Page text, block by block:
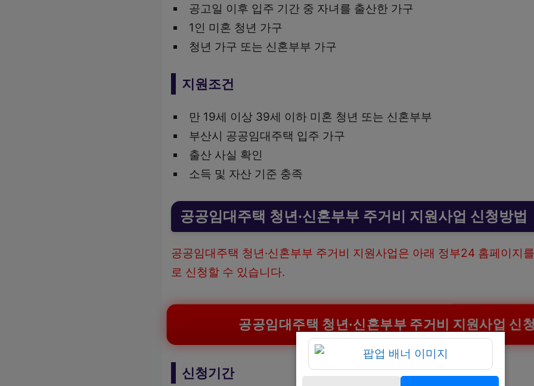
공고일 이후 입주 기간 중 자녀를 출산한 가구
1인 미혼 청년 가구
청년 가구 또는 신혼부부 가구
지원조건
만 19세 이상 39세 이하 미혼 청년 또는 신혼부부
부산시 공공임대주택 입주 가구
출산 사실 확인
소득 및 자산 기준 충족
공공임대주택 청년·신혼부부 주거비 지원사업 신청방법
공공임대주택 청년·신혼부부 주거비 지원사업은 아래 정부24 홈페이지
로 신청할 수 있습니다.
공공임대주택 청년·신혼부부 주거비 지원사업 신
신청기간